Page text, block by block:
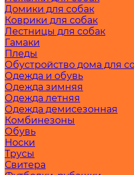
Домики для собак
Коврики для собак
Лестницы для собак
Гамаки
Пледы
Обустройство дома для
Одежда и обувь
Одежда зимняя
Одежда летняя
Одежда демисезонная
Комбинезоны
Обувь
Носки
Трусы
Свитера